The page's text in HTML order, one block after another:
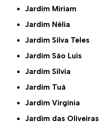
Jardim Miriam
Jardim Nélia
Jardim Silva Teles
Jardim São Luís
Jardim Sílvia
Jardim Tuã
Jardim Virginia
Jardim das Oliveiras